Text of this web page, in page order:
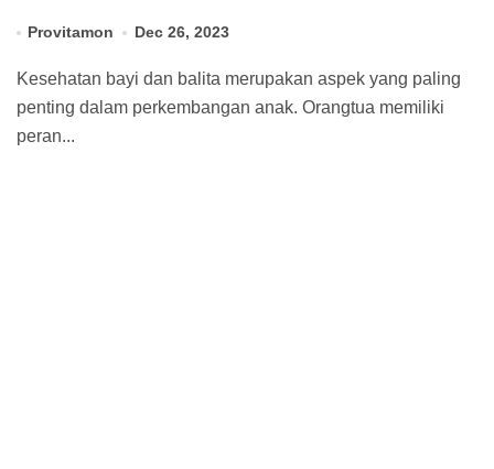
Provitamon Dec 26, 2023
Kesehatan bayi dan balita merupakan aspek yang paling
penting dalam perkembangan anak. Orangtua memiliki
peran...